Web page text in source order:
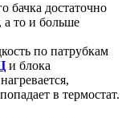
достаточно
а то и больше
по патрубкам
и блока
в термостат.